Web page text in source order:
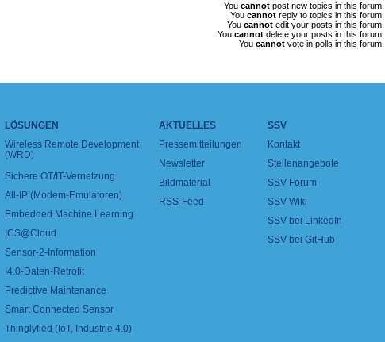
You cannot post new topics in this forum
You cannot reply to topics in this forum
You cannot edit your posts in this forum
You cannot delete your posts in this forum
You cannot vote in polls in this forum
LÖSUNGEN
Wireless Remote Development
(WRD)
Sichere OT/IT-Vernetzung
All-IP (Modem-Emulatoren)
Embedded Machine Learning
ICS@Cloud
Sensor-2-Information
I4.0-Daten-Retrofit
Predictive Maintenance
Smart Connected Sensor
Thinglyfied (IoT, Industrie 4.0)
AKTUELLES
Pressemitteilungen
Newsletter
Bildmaterial
RSS-Feed
SSV
Kontakt
Stellenangebote
SSV-Forum
SSV-Wiki
SSV bei LinkedIn
SSV bei GitHub